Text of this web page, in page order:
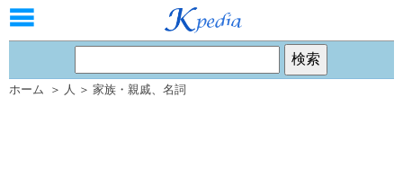
ホーム ＞ 人 ＞ 家族・親戚、 名詞